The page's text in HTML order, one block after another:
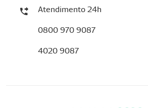
Atendimento 24h
0800 970 9087
4020 9087